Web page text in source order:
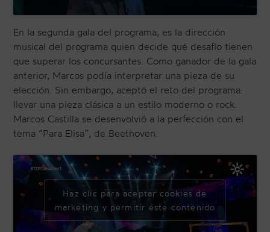
En la segunda gala del programa, es la dirección
musical del programa quien decide qué desafío tienen
que superar los concursantes. Como ganador de la gala
anterior, Marcos podía interpretar una pieza de su
elección. Sin embargo, aceptó el reto del programa:
llevar una pieza clásica a un estilo moderno o rock.
Marcos Castilla se desenvolvió a la perfección con el
tema “Para Elisa”, de Beethoven.
Haz clic para aceptar cookies de
marketing y permitir este contenido